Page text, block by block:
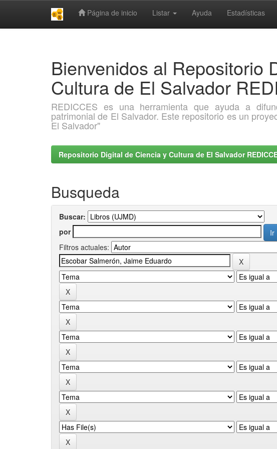
Página de inicio Listar Ayuda Estadísticas
Bienvenidos al Repositorio
Cultura de El Salvador
REDICCES es una herramienta que ayuda a
patrimonial de El Salvador. Este repositorio es un
El Salvador"
Repositorio Digital de Ciencia y Cultura de El Salvador
Busqueda
Buscar:
por
Filtros actuales: